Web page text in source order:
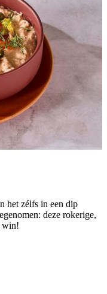
het zélfs in een dip
deze rokerige,
win!